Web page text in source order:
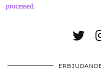
processed